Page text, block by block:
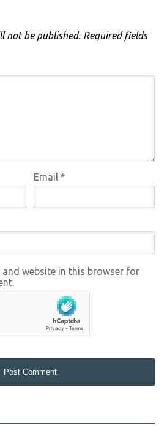
not be published. Required fields
Email*
and website in this browser for